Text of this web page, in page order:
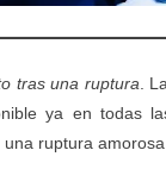
tras una ruptura.
ya en todas
ruptura